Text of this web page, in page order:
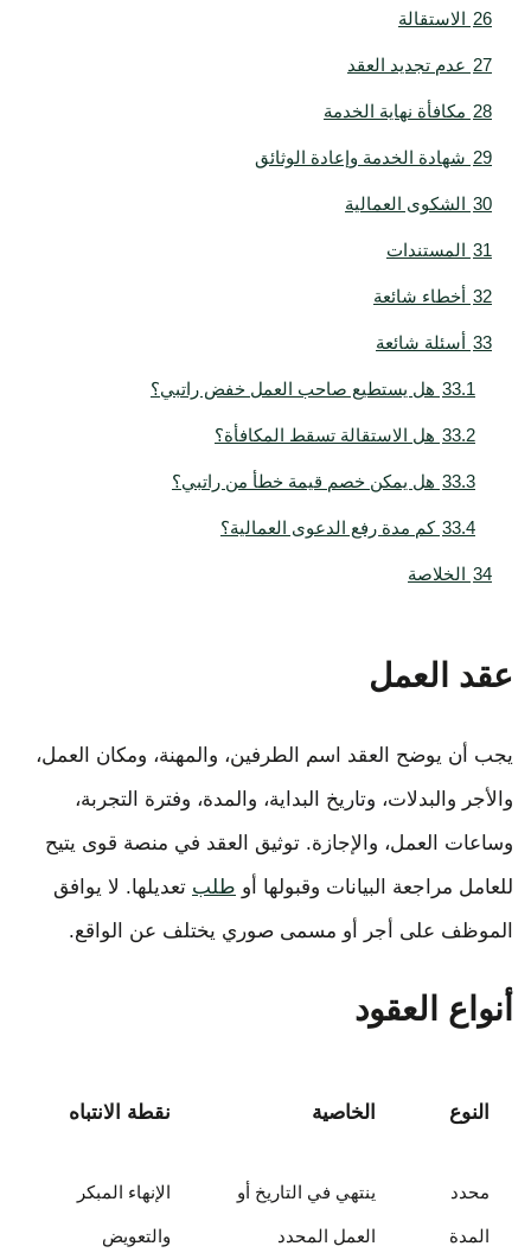
26 الاستقالة
27 عدم تجديد العقد
28 مكافأة نهاية الخدمة
29 شهادة الخدمة وإعادة الوثائق
30 الشكوى العمالية
31 المستندات
32 أخطاء شائعة
33 أسئلة شائعة
33.1 هل يستطيع صاحب العمل خفض راتبي؟
33.2 هل الاستقالة تسقط المكافأة؟
33.3 هل يمكن خصم قيمة خطأ من راتبي؟
33.4 كم مدة رفع الدعوى العمالية؟
34 الخلاصة
عقد العمل
يجب أن يوضح العقد اسم الطرفين، والمهنة، ومكان العمل،
والأجر والبدلات، وتاريخ البداية، والمدة، وفترة التجربة،
وساعات العمل، والإجازة. توثيق العقد في منصة قوى يتيح
للعامل مراجعة البيانات وقبولها أو طلب تعديلها. لا يوافق
الموظف على أجر أو مسمى صوري يختلف عن الواقع.
أنواع العقود
النوع الخاصية نقطة الانتباه
محدد
المدة
ينتهي في التاريخ أو
العمل المحدد
الإنهاء المبكر
والتعويض